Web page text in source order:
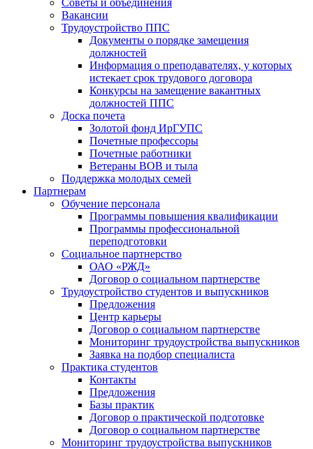
Советы и объединения
Вакансии
Трудоустройство ППС
Документы о порядке замещения
должностей
Информация о преподавателях, у которых
истекает срок трудового договора
Конкурсы на замещение вакантных
должностей ППС
Доска почета
Золотой фонд ИрГУПС
Почетные профессоры
Почетные работники
Ветераны ВОВ и тыла
Поддержка молодых семей
Партнерам
Обучение персонала
Программы повышения квалификации
Программы профессиональной
переподготовки
Социальное партнерство
ОАО «РЖД»
Договор о социальном партнерстве
Трудоустройство студентов и выпускников
Предложения
Центр карьеры
Договор о социальном партнерстве
Мониторинг трудоустройства выпускников
Заявка на подбор специалиста
Практика студентов
Контакты
Предложения
Базы практик
Договор о практической подготовке
Договор о социальном партнерстве
Мониторинг трудоустройства выпускников